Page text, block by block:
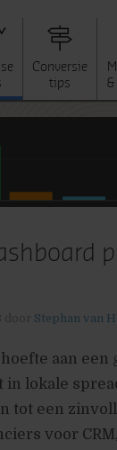
Conversie
tips
Stephan van
aan
lokale
tot een
voor